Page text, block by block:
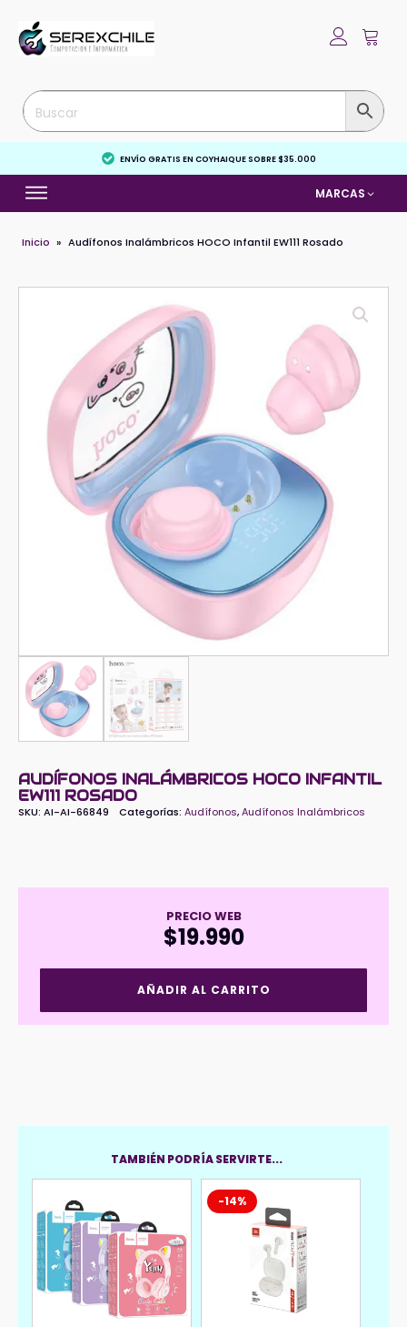
ENVÍO GRATIS EN COYHAIQUE SOBRE $35.000
MARCAS
Inicio » Audífonos Inalámbricos HOCO Infantil EW111 Rosado
AUDÍFONOS INALÁMBRICOS HOCO INFANTIL
EW111 ROSADO
SKU: AI-AI-66849 Categorías: Audífonos,Audífonos Inalámbricos
PRECIO WEB
$19.990
HOCO
AÑADIR AL CARRITO
TAMBIÉN PODRÍA SERVIRTE...
-14%